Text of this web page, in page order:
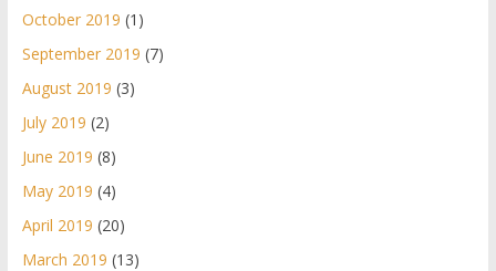
October 2019 (1)
September 2019 (7)
August 2019 (3)
July 2019 (2)
June 2019 (8)
May 2019 (4)
April 2019 (20)
March 2019 (13)